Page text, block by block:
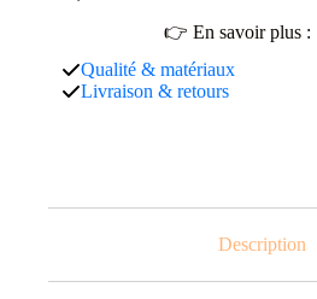
👉 En savoir plus :
Qualité & matériaux
Livraison & retours
Description